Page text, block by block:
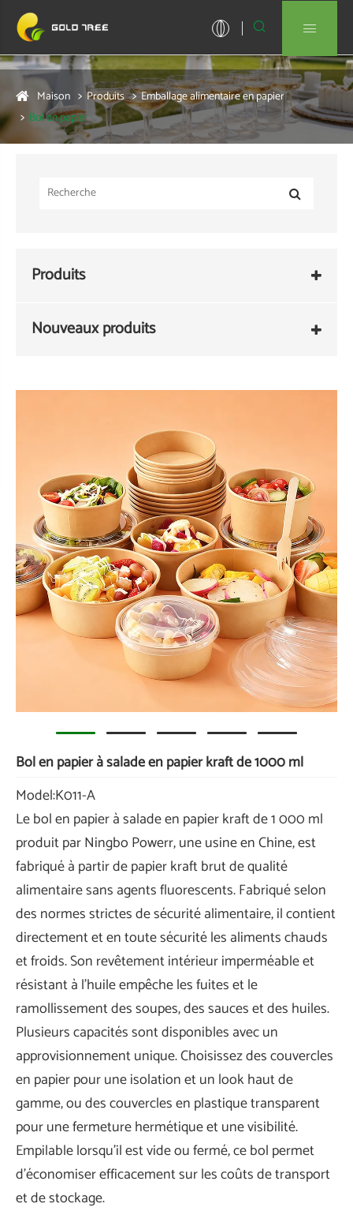
 
Maison Produits
Emballage alimentaire en papier
Bol en papier
Produits
Nouveaux produits
Bol en papier à salade en papier kraft de 1000 ml
Model:K011-A
Le bol en papier à salade en papier kraft de 1 000 ml
produit par Ningbo Powerr, une usine en Chine, est
fabriqué à partir de papier kraft brut de qualité
alimentaire sans agents fluorescents. Fabriqué selon
des normes strictes de sécurité alimentaire, il contient
directement et en toute sécurité les aliments chauds
et froids. Son revêtement intérieur imperméable et
résistant à l'huile empêche les fuites et le
ramollissement des soupes, des sauces et des huiles.
Plusieurs capacités sont disponibles avec un
approvisionnement unique. Choisissez des couvercles
en papier pour une isolation et un look haut de
gamme, ou des couvercles en plastique transparent
pour une fermeture hermétique et une visibilité.
Empilable lorsqu'il est vide ou fermé, ce bol permet
d'économiser efficacement sur les coûts de transport
et de stockage.